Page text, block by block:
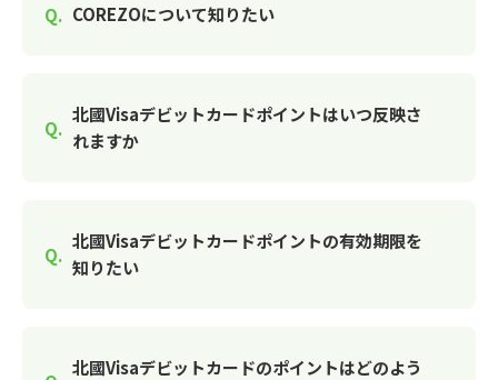
COREZOについて知りたい
北國Visaデビットカードポイントはいつ反映さ
れますか
北國Visaデビットカードポイントの有効期限を
知りたい
北國Visaデビットカードのポイントはどのよう